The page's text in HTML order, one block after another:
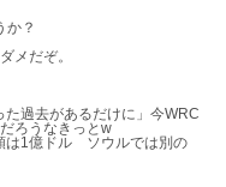
か？
メだぞ。
た過去があるだけに」今WRC
ろうなきっとw
は1億ドル ソウルでは別の